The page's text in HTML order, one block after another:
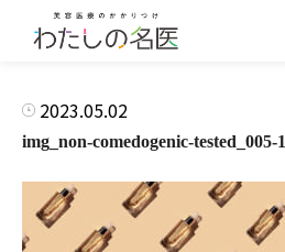
2023.05.02
img_non-comedogenic-tested_005-1